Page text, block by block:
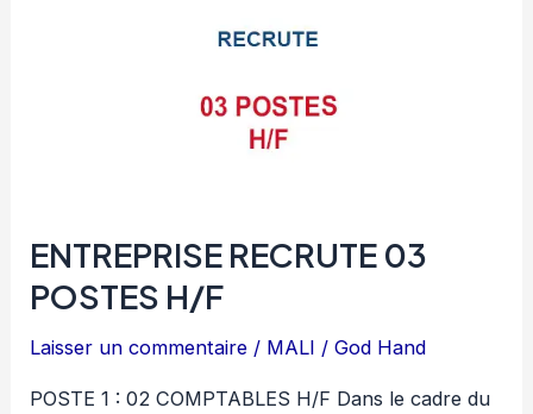
ENTREPRISE RECRUTE 03
POSTES H/F
Laisser un commentaire / MALI /God Hand
POSTE 1 : 02 COMPTABLES H/F Dans le cadre du